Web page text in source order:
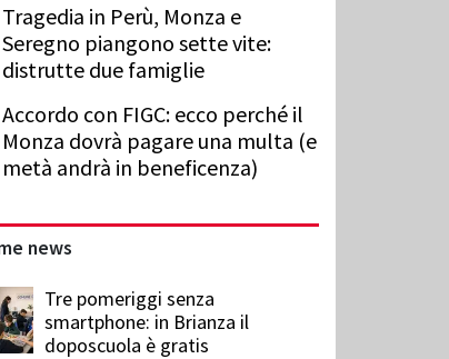
Tragedia in Perù, Monza e
Seregno piangono sette vite:
distrutte due famiglie
Accordo con FIGC: ecco perché il
Monza dovrà pagare una multa (e
metà andrà in beneficenza)
news
Tre pomeriggi senza
smartphone: in Brianza il
doposcuola è gratis